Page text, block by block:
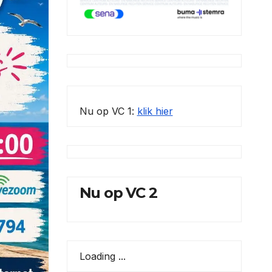
Nu op VC 1: klik hier
Nu op VC 2
Loading ...